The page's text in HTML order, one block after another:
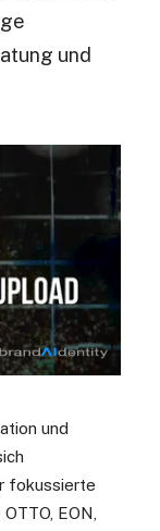
und
und
fokussierte
EON,